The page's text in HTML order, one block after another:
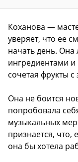
Коханова —
уверяет, что ее
начать день. Она
ингредиентами и
сочетая фрукты
Она не боится
попробовала
музыкальных
признается, что,
она бы хотела